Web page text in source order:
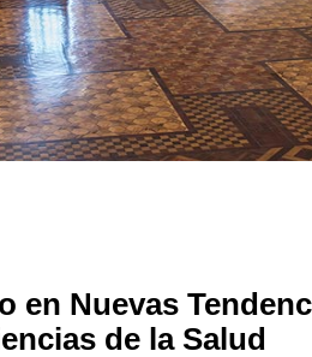
en Nuevas
de la Salud